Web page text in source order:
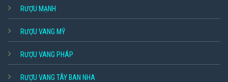
RƯỢU MẠNH
RƯỢU VANG MỸ
RƯỢU VANG PHÁP
RƯỢU VANG TÂY BAN NHA